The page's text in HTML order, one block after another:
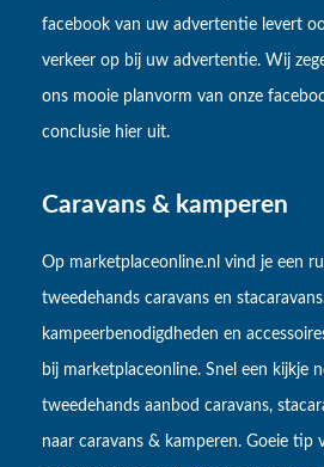
facebook van uw advertentie levert
verkeer op bij uw advertentie. Wij
ons mooie planvorm van onze
conclusie hier uit.
Caravans & kamperen
Op marketplaceonline.nl vind je een
tweedehands caravans en
kampeerbenodigdheden en
bij marketplaceonline. Snel een kijkje
tweedehands aanbod caravans,
naar caravans & kamperen. Goeie tip